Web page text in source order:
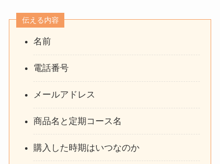
伝える内容
名前
電話番号
メールアドレス
商品名と定期コース名
購入した時期はいつなのか